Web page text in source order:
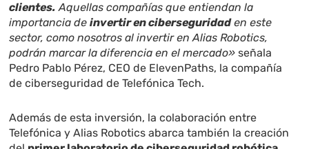
clientes. Aquellas compañías que entiendan la
importancia deinvertir en ciberseguridaden este
sector, como nosotros al invertir en Alias Robotics,
podrán marcar la diferencia en el mercado» señala
Pedro Pablo Pérez, CEO de ElevenPaths, la compañía
de ciberseguridad de Telefónica Tech.
Además de esta inversión, la colaboración entre
Telefónica y Alias Robotics abarca también la creación